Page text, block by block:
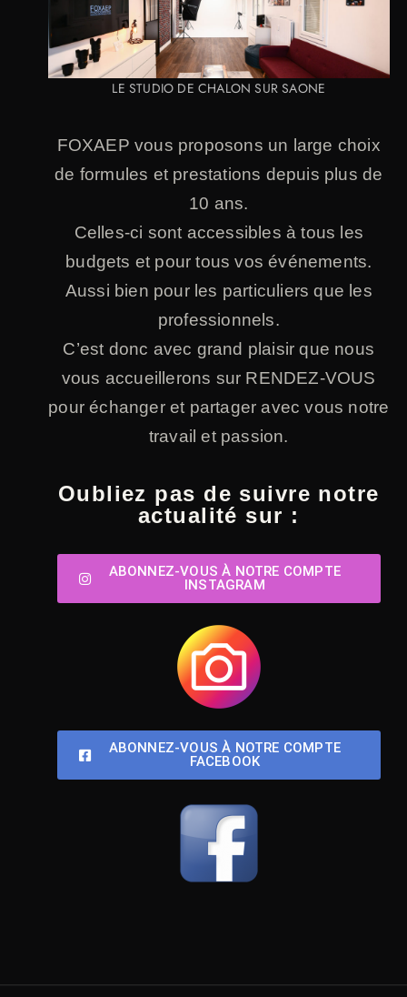
LE STUDIO DE CHALON SUR SAONE
FOXAEP vous proposons un large choix
de formules et prestations depuis plus de
10 ans.
Celles-ci sont accessibles à tous les
budgets et pour tous vos événements.
Aussi bien pour les particuliers que les
professionnels.
C’est donc avec grand plaisir que nous
vous accueillerons sur RENDEZ-VOUS
pour échanger et partager avec vous notre
travail et passion.
Oubliez pas de suivre notre
actualité sur :
ABONNEZ-VOUS À NOTRE COMPTE
INSTAGRAM
ABONNEZ-VOUS À NOTRE COMPTE
FACEBOOK